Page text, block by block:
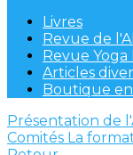
Livres
Revue de
Revue Yoga
Articles
Boutique
Présentation de
Comités La